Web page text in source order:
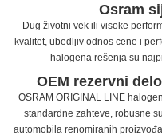
Osram
Dug životni vek ili visoke
kvalitet, ubedljiv odnos cene i
halogena rešenja su
OEM rezervni
OSRAM ORIGINAL LINE
standardne zahteve, robusne
automobila renomiranih